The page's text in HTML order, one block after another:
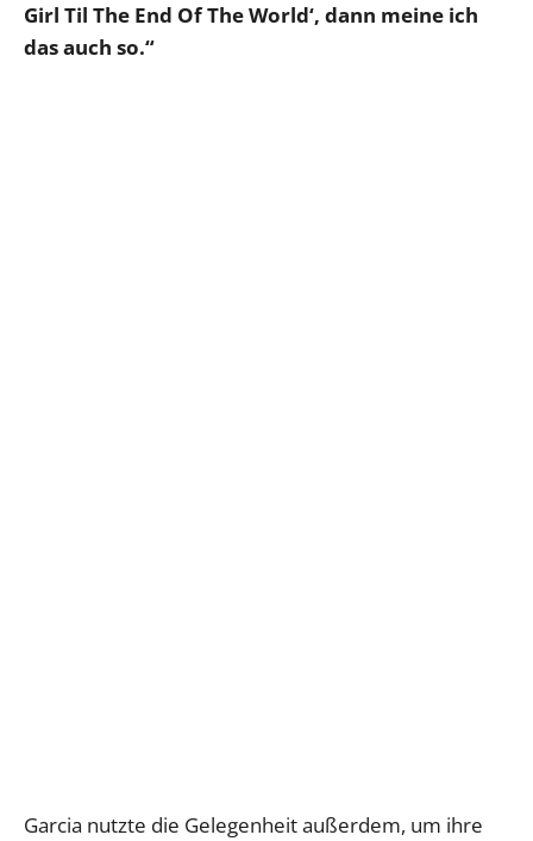
Girl Til The End Of The World‘, dann meine ich
das auch so.“
Garcia nutzte die Gelegenheit außerdem, um ihre